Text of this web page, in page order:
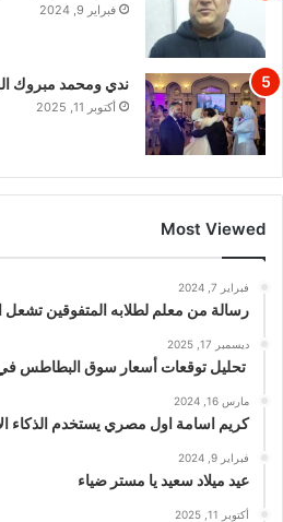
فبراير 9, 2024
ندي ومحمد مبروك
أكتوبر 11, 2025
Most Viewed
فبراير 7, 2024
رسالة من معلم لطلابه المتفوقين تشعل
ديسمبر 17, 2025
تحليل توقعات أسعار سوق البطاطس في
مارس 16, 2024
كريم اسامة اول مصري يستخدم الذكاء
فبراير 9, 2024
عيد ميلاد سعيد يا مستر ضياء
أكتوبر 11, 2025